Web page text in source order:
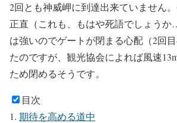
2回とも神威岬に到達出来ていません
正直（これも、もはや死語でしょう
は強いのでゲートが閉まる心配（2回
たのですが、観光協会によれば風速
ため閉めるそうです。
目次
期待を高める道中